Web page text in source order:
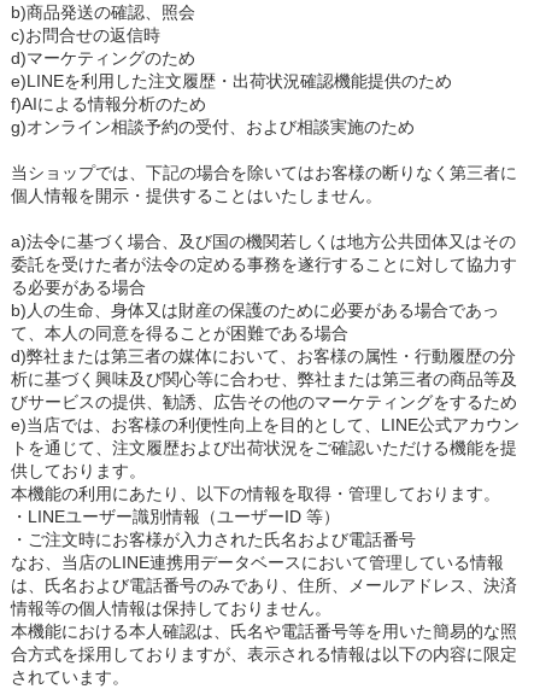
b)商品発送の確認、照会
c)お問合せの返信時
d)マーケティングのため
e)LINEを利用した注文履歴・出荷状況確認機能提供のため
f)AIによる情報分析のため
g)オンライン相談予約の受付、および相談実施のため
当ショップでは、下記の場合を除いてはお客様の断りなく第三者に
個人情報を開示・提供することはいたしません。
a)法令に基づく場合、及び国の機関若しくは地方公共団体又はその
委託を受けた者が法令の定める事務を遂行することに対して協力す
る必要がある場合
b)人の生命、身体又は財産の保護のために必要がある場合であっ
て、本人の同意を得ることが困難である場合
d)弊社または第三者の媒体において、お客様の属性・行動履歴の分
析に基づく興味及び関心等に合わせ、弊社または第三者の商品等及
びサービスの提供、勧誘、広告その他のマーケティングをするため
e)当店では、お客様の利便性向上を目的として、LINE公式アカウン
トを通じて、注文履歴および出荷状況をご確認いただける機能を提
供しております。
本機能の利用にあたり、以下の情報を取得・管理しております。
・LINEユーザー識別情報（ユーザーID 等）
・ご注文時にお客様が入力された氏名および電話番号
なお、当店のLINE連携用データベースにおいて管理している情報
は、氏名および電話番号のみであり、住所、メールアドレス、決済
情報等の個人情報は保持しておりません。
本機能における本人確認は、氏名や電話番号等を用いた簡易的な照
合方式を採用しておりますが、表示される情報は以下の内容に限定
されています。